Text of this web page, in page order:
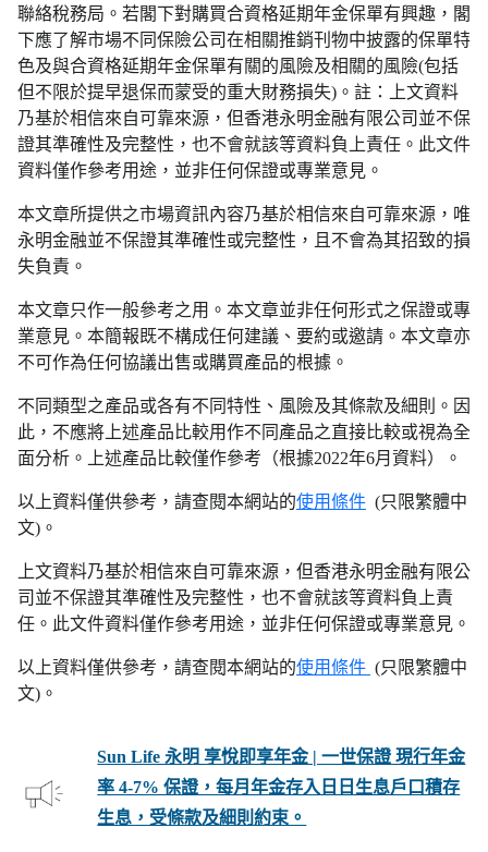
聯絡稅務局。若閣下對購買合資格延期年金保單有興趣，閣
下應了解市場不同保險公司在相關推銷刊物中披露的保單特
色及與合資格延期年金保單有關的風險及相關的風險(包括
但不限於提早退保而蒙受的重大財務損失)。註：上文資料
乃基於相信來自可靠來源，但香港永明金融有限公司並不保
證其準確性及完整性，也不會就該等資料負上責任。此文件
資料僅作參考用途，並非任何保證或專業意見。
本文章所提供之市場資訊內容乃基於相信來自可靠來源，唯
永明金融並不保證其準確性或完整性，且不會為其招致的損
失負責。
本文章只作一般參考之用。本文章並非任何形式之保證或專
業意見。本簡報既不構成任何建議、要約或邀請。本文章亦
不可作為任何協議出售或購買產品的根據。
不同類型之產品或各有不同特性、風險及其條款及細則。因
此，不應將上述產品比較用作不同產品之直接比較或視為全
面分析。上述產品比較僅作參考（根據2022年6月資料）。
以上資料僅供參考，請查閱本網站的使用條件 (只限繁體中
文)。
上文資料乃基於相信來自可靠來源，但香港永明金融有限公
司並不保證其準確性及完整性，也不會就該等資料負上責
任。此文件資料僅作參考用途，並非任何保證或專業意見。
以上資料僅供參考，請查閱本網站的使用條件 (只限繁體中
文)。
Sun Life 永明 享悅即享年金 | 一世保證 現行年金
率 4-7% 保證，每月年金存入日日生息戶口積存
生息，受條款及細則約束。